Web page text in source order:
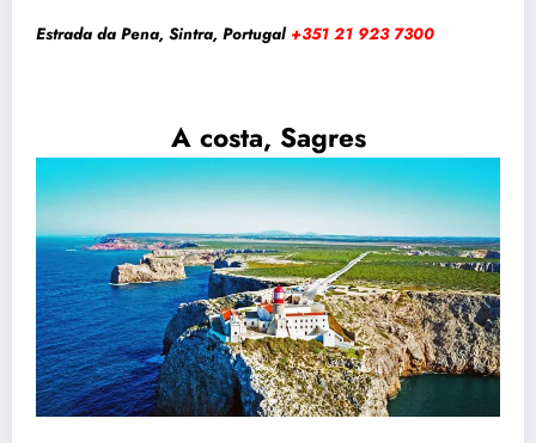
Estrada da Pena, Sintra, Portugal +351 21 923 7300
A costa, Sagres